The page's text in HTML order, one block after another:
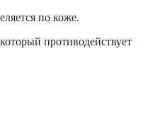
по коже.
противодействует